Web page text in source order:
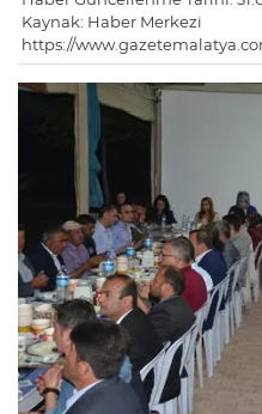
Kaynak: Haber Merkezi
https://